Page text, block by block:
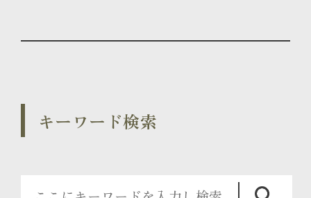
キーワード検索